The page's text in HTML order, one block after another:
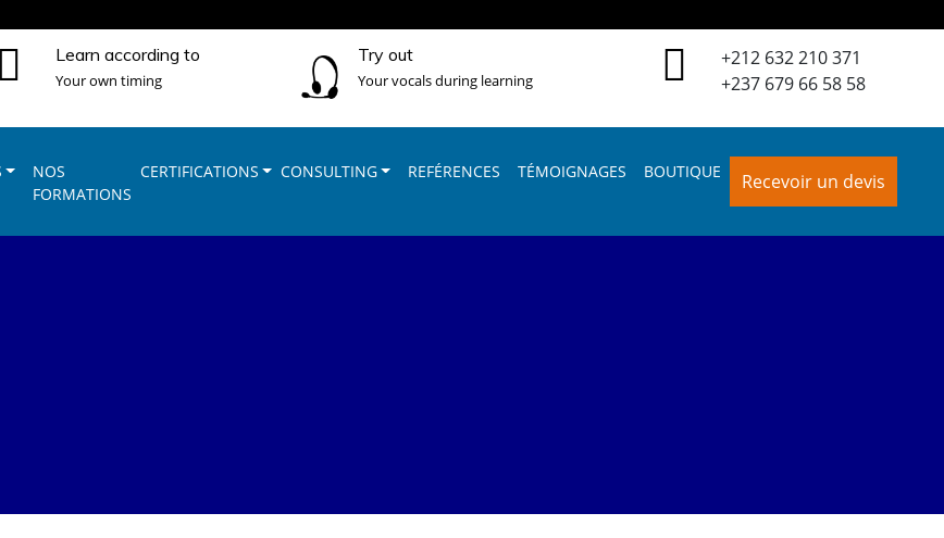
Learn according to
Your own timing
Try out
Your vocals during learning
+212 632 210 371
+237 679 66 58 58
NOS
FORMATIONS
CERTIFICATIONS CONSULTING REFÉRENCES TÉMOIGNAGES BOUTIQUE Recevoir un devis